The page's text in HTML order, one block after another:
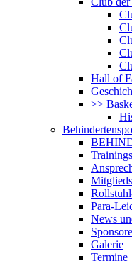
Hall of
>>
Para-
News
Galerie
Termine